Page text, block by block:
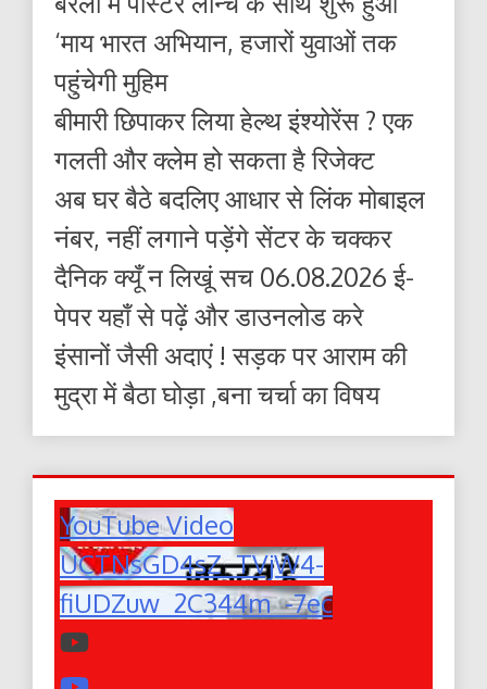
‘माय भारत अभियान, हजारों युवाओं तक
पहुंचेगी मुहिम
बीमारी छिपाकर लिया हेल्थ इंश्योरेंस ? एक
गलती और क्लेम हो सकता है रिजेक्ट
अब घर बैठे बदलिए आधार से लिंक मोबाइल
नंबर, नहीं लगाने पड़ेंगे सेंटर के चक्कर
दैनिक क्यूँ न लिखूं सच 06.08.2026 ई-
पेपर यहाँ से पढ़ें और डाउनलोड करे
इंसानों जैसी अदाएं ! सड़क पर आराम की
मुद्रा में बैठा घोड़ा ,बना चर्चा का विषय
YouTube Video
UCTNsGD4sZ_TVjW4-
fiUDZuw_2C344m_-7ec